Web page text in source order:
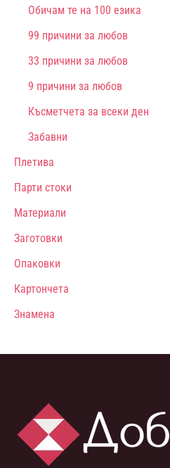
Обичам те на 100 езика
99 причини за любов
33 причини за любов
9 причини за любов
Късметчета за всеки ден
Забавни
Плетива
Парти стоки
Материали
Заготовки
Опаковки
Картончета
Знамена